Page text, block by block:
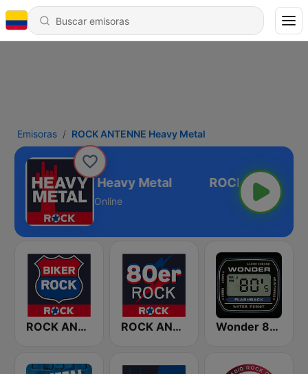
Emisoras ROCK ANTENNE Heavy Metal
ANTENNE Heavy Metal
Online
ROCK ANTENNE Biker Rock ROCK ANTENNE 80er Rock Wonder 80's